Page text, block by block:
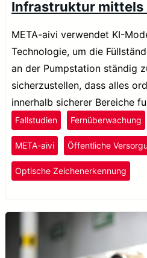
Infrastruktur mittels
META-aivi verwendet KI-
Technologie, um die
an der Pumpstation ständig
sicherzustellen, dass alles
innerhalb sicherer Bereiche
Fallstudien Fernüberwachung
META-aivi Öffentliche
Optische Zeichenerkennung